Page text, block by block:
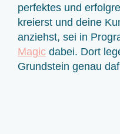
perfektes und
kreierst und deine
anziehst, sei in
Magic dabei. Dort
Grundstein genau